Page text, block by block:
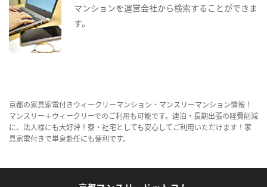
マンションを運営会社から検索することができま
す。
京都の家具家電付きウィークリーマンション・マンスリーマンション情報！
マンスリー＋ウィークリーでのご利用も可能です。連泊・長期出張の経費削減
に、法人様にも大好評！寮・社宅としても安心してご利用いただけます！家
具家電付きで単身赴任にも便利です。